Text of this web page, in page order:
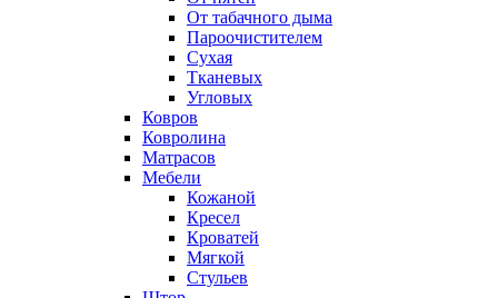
От табачного дыма
Пароочистителем
Сухая
Тканевых
Угловых
Ковров
Ковролина
Матрасов
Мебели
Кожаной
Кресел
Кроватей
Мягкой
Стульев